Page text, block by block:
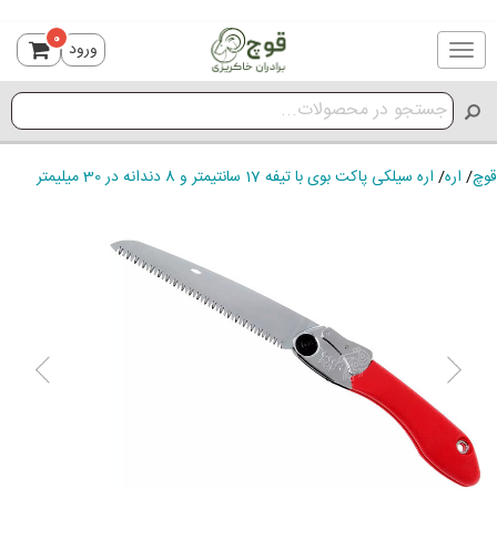
Toggle
navigation
ورود 0
قوچ/ اره/ اره سیلکی پاکت بوی با تیفه 17 سانتیمتر و 8 دندانه در 30 میلیمتر